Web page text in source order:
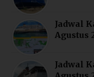
Jadwal
Agustus
Jadwal